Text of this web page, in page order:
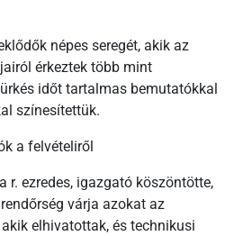
népes seregét, akik az
érkeztek több mint
időt tartalmas bemutatókkal
színesítettük.
a felvételiről
r. ezredes, igazgató köszöntötte,
várja azokat az
elhivatottak, és technikusi